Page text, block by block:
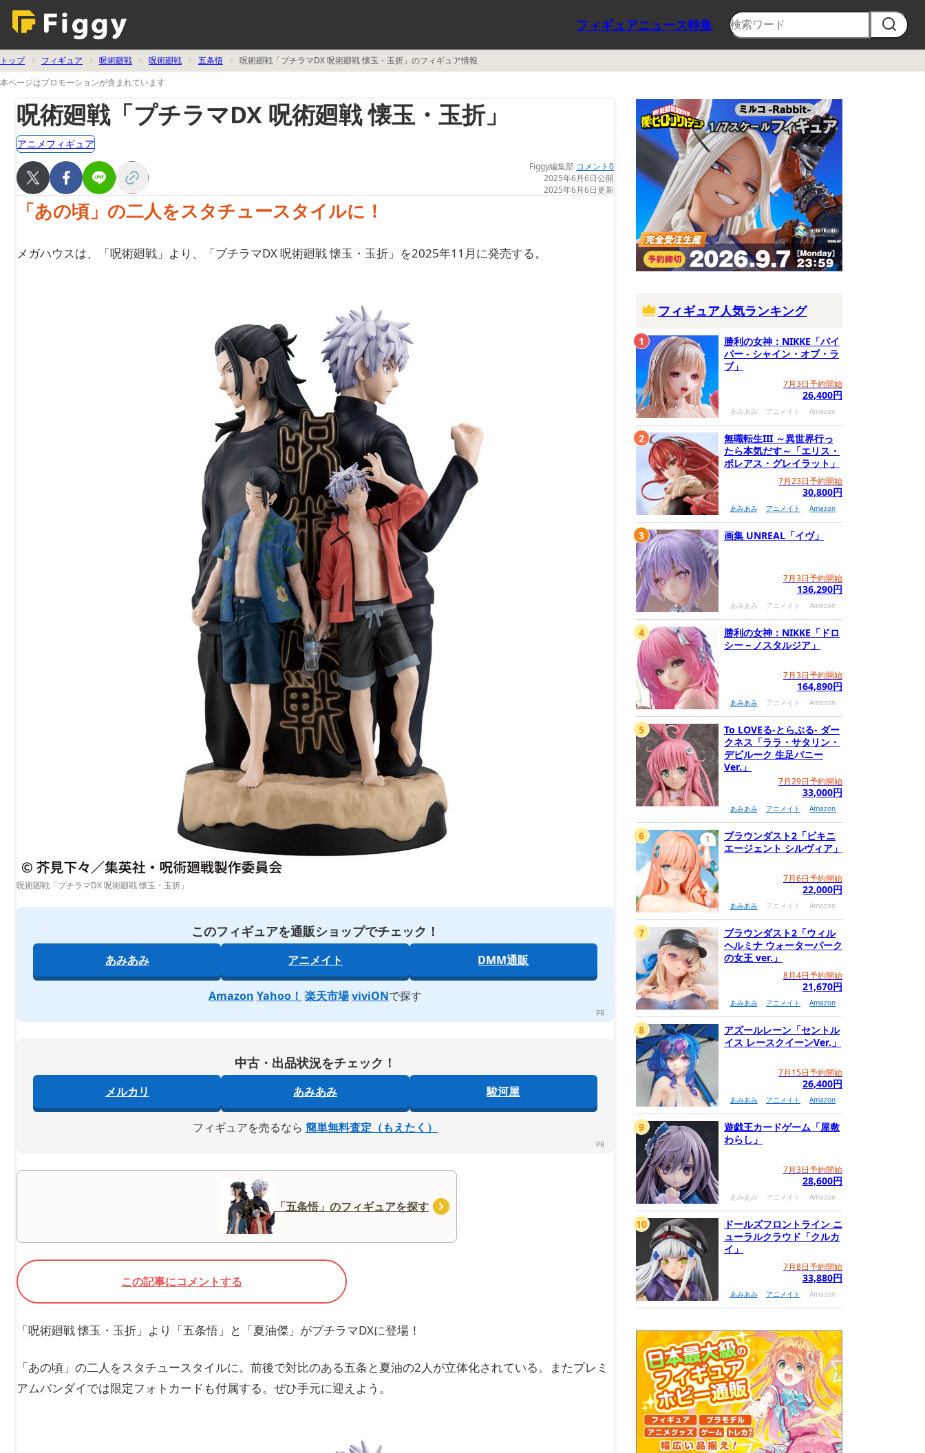
フィギュアニュース特集
トップ フィギュア 呪術廻戦 呪術廻戦 五条悟
呪術廻戦「プチラマDX 呪術廻戦 懐玉・玉折」のフィギュア情報
本ページはプロモーションが含まれています
呪術廻戦「プチラマDX 呪術廻戦 懐玉・玉折」
アニメフィギュア
Figgy編集部 コメント0
2025年6月6日公開
2025年6月6日更新
「あの頃」の二人をスタチュースタイルに！
メガハウスは、「呪術廻戦」より、「プチラマDX 呪術廻戦 懐玉・玉折」を2025年11月に発売する。
呪術廻戦「プチラマDX 呪術廻戦 懐玉・玉折」
このフィギュアを通販ショップでチェック！
あみあみ アニメイト DMM通販
Amazon Yahoo！ 楽天市場 viviONで探す
中古・出品状況をチェック！
メルカリ あみあみ 駿河屋
フィギュアを売るなら 簡単無料査定（もえたく）
「五条悟」のフィギュアを探す
この記事にコメントする
「呪術廻戦 懐玉・玉折」より「五条悟」と「夏油傑」がプチラマDXに登場！
「あの頃」の二人をスタチュースタイルに。前後で対比のある五条と夏油の2人が立体化されている。またプレミ
アムバンダイでは限定フォトカードも付属する。ぜひ手元に迎えよう。
フィギュア人気ランキング
勝利の女神：NIKKE「バイ
パー - シャイン・オブ・ラ
ブ」
7月3日予約開始
26,400円
あみあみ アニメイト Amazon
1
無職転生III ～異世界行っ
たら本気だす～「エリス・
ボレアス・グレイラット」
7月23日予約開始
30,800円
あみあみ アニメイト Amazon
2
画集 UNREAL「イヴ」
7月3日予約開始
136,290円
あみあみ アニメイト Amazon
3
勝利の女神：NIKKE「ドロ
シー－ノスタルジア」
7月3日予約開始
164,890円
あみあみ アニメイト Amazon
4
To LOVEる-とらぶる- ダー
クネス「ララ・サタリン・
デビルーク 生足バニー
Ver.」
7月29日予約開始
33,000円
あみあみ アニメイト Amazon
5
ブラウンダスト2「ビキニ
エージェント シルヴィア」
7月6日予約開始
22,000円
あみあみ アニメイト Amazon
1
6
ブラウンダスト2「ウィル
ヘルミナ ウォーターパーク
の女王 ver.」
8月4日予約開始
21,670円
あみあみ アニメイト Amazon
7
アズールレーン「セントル
イス レースクイーンVer.」
7月15日予約開始
26,400円
あみあみ アニメイト Amazon
8
遊戯王カードゲーム「屋敷
わらし」
7月3日予約開始
28,600円
あみあみ アニメイト Amazon
9
ドールズフロントライン ニ
ューラルクラウド「クルカ
イ」
7月8日予約開始
33,880円
あみあみ アニメイト Amazon
10